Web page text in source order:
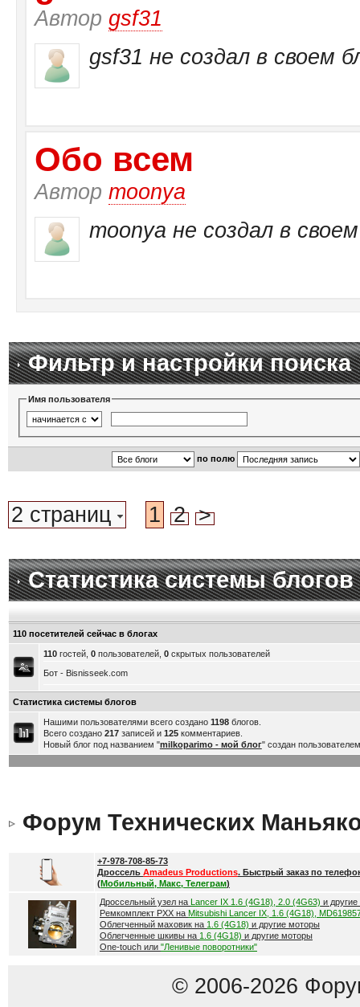
Автор gsf31
gsf31 не создал в своем
Обо всем
Автор moonya
moonya не создал в
Фильтр и настройки поиска
Имя пользователя
по полю
2 страниц 1 2 >
Статистика системы блогов
110 посетителей сейчас в блогах
110гостей, 0пользователей, 0скрытых пользователей
Бот - Bisnisseek.com
Статистика системы блогов
Нашими пользователями всего создано 1198блогов.
Всего создано 217записей и 125комментариев.
Новый блог под названием "milkoparimo - мой блог" создан
Форум Технических
+7-978-708-85-73
Дроссель Amadeus Productions. Быстрый заказ по
(Мобильный, Макс, Телеграм)
Дроссельный узел на Lancer IX 1.6 (4G18), 2.0 (4G63) и
Ремкомплект РХХ на Mitsubishi Lancer IX, 1.6 (4G18),
Облегченный маховик на 1.6 (4G18) и другие моторы
Облегченные шкивы на 1.6 (4G18) и другие моторы
One-touch или "Ленивые поворотники"
© 2006-2026